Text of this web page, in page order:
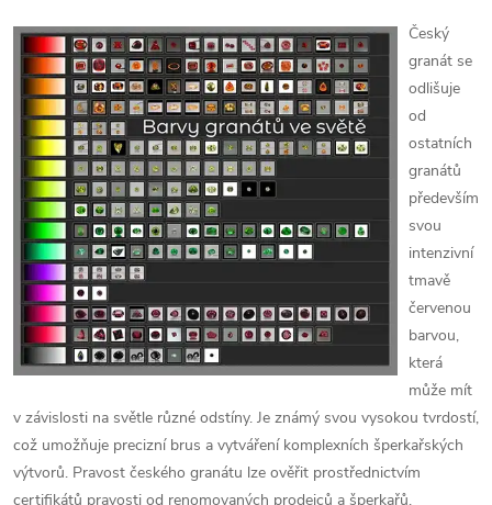
Český
granát se
odlišuje
od
ostatních
granátů
především
svou
intenzivní
tmavě
červenou
barvou,
která
může mít
v závislosti na světle různé odstíny. Je známý svou vysokou tvrdostí,
což umožňuje precizní brus a vytváření komplexních šperkařských
výtvorů. Pravost českého granátu lze ověřit prostřednictvím
certifikátů pravosti od renomovaných prodejců a šperkařů.